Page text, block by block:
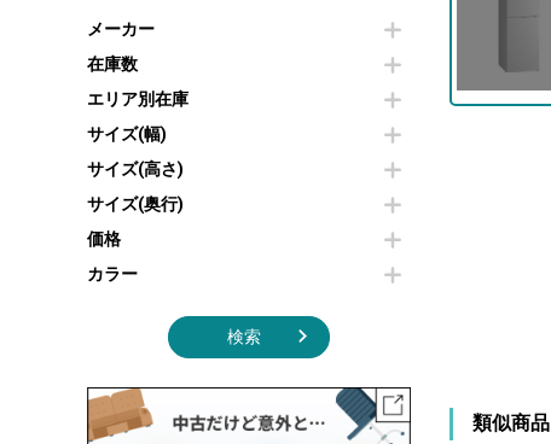
プリンター・コピー機
コートハンガー・ポールハンガー
傘立て
食器棚・キッチンキャビネット
オフィスアクセサリーその他
カウンターテーブル
センターテーブル・サイドテーブル
カフェテーブル
ソファ
シェルフ
ダストボックス（ゴミ箱）
インテリア家具その他
冷蔵庫・洗濯機
空気清浄機・加湿器
電子レンジ
液晶テレビ・モニター類
エアコン
照明機器
季節家電
その他キッチン家電・オフィス家電
メーカー
在庫数
エリア別在庫
サイズ(幅)
サイズ(高さ)
サイズ(奥行)
価格
カラー
検索
類似商品